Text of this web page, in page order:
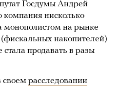
Госдумы Андрей
компания нисколько
монополистом на рынке
накопителей)
стала продавать в разы
своем расследовании